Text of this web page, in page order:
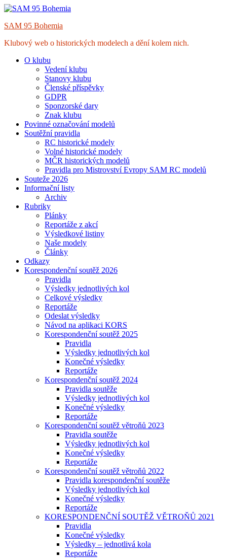
Skip
content
SAM 95 Bohemia
Klubový web o historických modelech a dění kolem nich.
O klubu
Vedení klubu
Stanovy klubu
Členské příspěvky
GDPR
Sponzorské dary
Znak klubu
Povinné označování modelů
Soutěžní pravidla
RC historické modely
Volné historické modely
MČR historických modelů
Pravidla pro Mistrovství Evropy SAM RC modelů
Souteže 2026
Informační listy
Archiv
Rubriky
Plánky
Reportáže z akcí
Výsledkové listiny
Naše modely
Články
Odkazy
Korespondenční soutěž 2026
Pravidla
Výsledky jednotlivých kol
Celkové výsledky
Reportáže
Odeslat výsledky
Návod na aplikaci KORS
Korespondenční soutěž 2025
Pravidla
Výsledky jednotlivých kol
Konečné výsledky
Reportáže
Korespondenční soutěž 2024
Pravidla soutěže
Výsledky jednotlivých kol
Konečné výsledky
Reportáže
Korespondenční soutěž větroňů 2023
Pravidla soutěže
Výsledky jednotlivých kol
Konečné výsledky
Reportáže
Korespondenční soutěž větroňů 2022
Pravidla korespondenční soutěže
Výsledky jednotlivých kol
Konečné výsledky
Reportáže
KORESPONDENČNÍ SOUTĚŽ VĚTROŇŮ 2021
Pravidla
Konečné výsledky
Výsledky – jednotlivá kola
Reportáže